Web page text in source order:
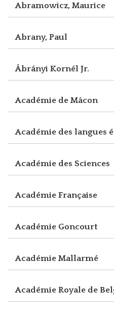
Abramowicz, Maurice
Abrany, Paul
Ábrányi Kornél Jr.
Académie de Mâcon
Académie des langues
Académie des Sciences
Académie Française
Académie Goncourt
Académie Mallarmé
Académie Royale de